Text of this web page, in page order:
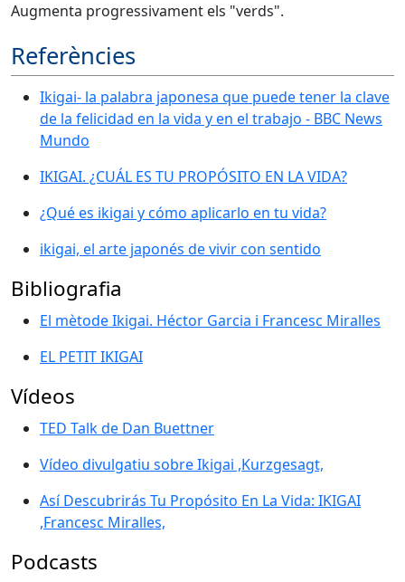
Augmenta progressivament els "verds".
Referències
Ikigai- la palabra japonesa que puede tener la clave
de la felicidad en la vida y en el trabajo - BBC News
Mundo
IKIGAI. ¿CUÁL ES TU PROPÓSITO EN LA VIDA?
¿Qué es ikigai y cómo aplicarlo en tu vida?
ikigai, el arte japonés de vivir con sentido
Bibliografia
El mètode Ikigai. Héctor Garcia i Francesc Miralles
EL PETIT IKIGAI
Vídeos
TED Talk de Dan Buettner
Vídeo divulgatiu sobre Ikigai ,Kurzgesagt,
Así Descubrirás Tu Propósito En La Vida: IKIGAI
,Francesc Miralles,
Podcasts